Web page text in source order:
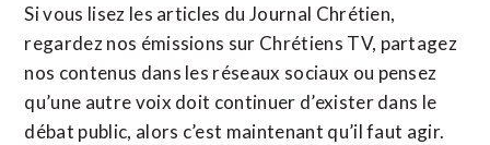
Si vous lisez les articles du Journal Chrétien,
regardez nos émissions sur Chrétiens TV, partagez
nos contenus dans les réseaux sociaux ou pensez
qu’une autre voix doit continuer d’exister dans le
débat public, alors c’est maintenant qu’il faut agir.